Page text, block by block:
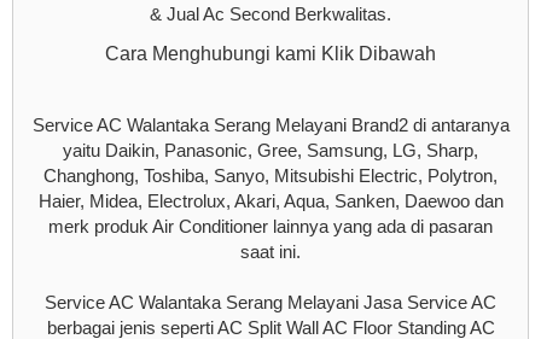
& Jual Ac Second Berkwalitas.
Cara Menghubungi kami Klik Dibawah
Service AC Walantaka Serang Melayani Brand2 di antaranya
yaitu Daikin, Panasonic, Gree, Samsung, LG, Sharp,
Changhong, Toshiba, Sanyo, Mitsubishi Electric, Polytron,
Haier, Midea, Electrolux, Akari, Aqua, Sanken, Daewoo dan
merk produk Air Conditioner lainnya yang ada di pasaran
saat ini.
Service AC Walantaka Serang Melayani Jasa Service AC
berbagai jenis seperti AC Split Wall AC Floor Standing AC